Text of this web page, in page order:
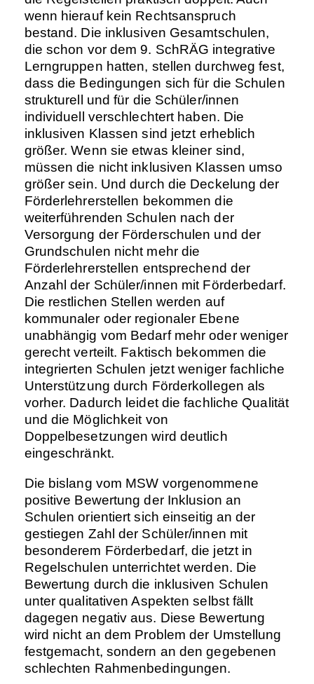
wenn hierauf kein Rechtsanspruch
bestand. Die inklusiven Gesamtschulen,
die schon vor dem 9. SchRÄG integrative
Lerngruppen hatten, stellen durchweg fest,
dass die Bedingungen sich für die Schulen
strukturell und für die Schüler/innen
individuell verschlechtert haben. Die
inklusiven Klassen sind jetzt erheblich
größer. Wenn sie etwas kleiner sind,
müssen die nicht inklusiven Klassen umso
größer sein. Und durch die Deckelung der
Förderlehrerstellen bekommen die
weiterführenden Schulen nach der
Versorgung der Förderschulen und der
Grundschulen nicht mehr die
Förderlehrerstellen entsprechend der
Anzahl der Schüler/innen mit Förderbedarf.
Die restlichen Stellen werden auf
kommunaler oder regionaler Ebene
unabhängig vom Bedarf mehr oder weniger
gerecht verteilt. Faktisch bekommen die
integrierten Schulen jetzt weniger fachliche
Unterstützung durch Förderkollegen als
vorher. Dadurch leidet die fachliche Qualität
und die Möglichkeit von
Doppelbesetzungen wird deutlich
eingeschränkt.
Die bislang vom MSW vorgenommene
positive Bewertung der Inklusion an
Schulen orientiert sich einseitig an der
gestiegen Zahl der Schüler/innen mit
besonderem Förderbedarf, die jetzt in
Regelschulen unterrichtet werden. Die
Bewertung durch die inklusiven Schulen
unter qualitativen Aspekten selbst fällt
dagegen negativ aus. Diese Bewertung
wird nicht an dem Problem der Umstellung
festgemacht, sondern an den gegebenen
schlechten Rahmenbedingungen.